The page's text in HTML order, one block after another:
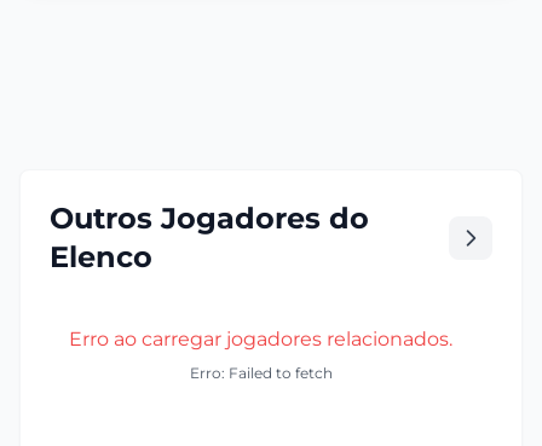
Outros Jogadores do
Elenco
Erro ao carregar jogadores relacionados.
Erro: Failed to fetch